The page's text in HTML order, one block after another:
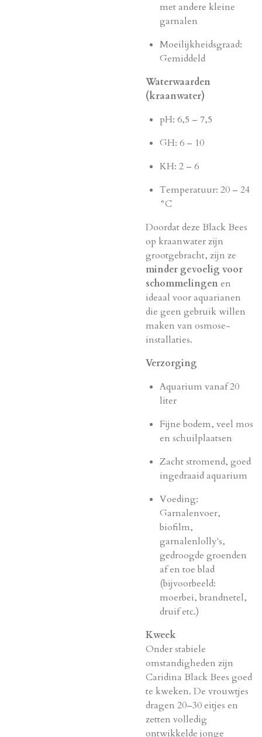
met andere kleine
garnalen
Moeilijkheidsgraad:
Gemiddeld
Waterwaarden
(kraanwater)
pH: 6,5 – 7,5
GH: 6 – 10
KH: 2 – 6
Temperatuur: 20 – 24
°C
Doordat deze Black Bees
op kraanwater zijn
grootgebracht, zijn ze
minder gevoelig voor
schommelingenen
ideaal voor aquarianen
die geen gebruik willen
maken van osmose-
installaties.
Verzorging
Aquarium vanaf 20
liter
Fijne bodem, veel mos
en schuilplaatsen
Zacht stromend, goed
ingedraaid aquarium
Voeding:
Garnalenvoer,
biofilm,
garnalenlolly's,
gedroogde groenden
af en toe blad
(bijvoorbeeld:
moerbei, brandnetel,
druif etc.)
Kweek
Onder stabiele
omstandigheden zijn
Caridina Black Bees goed
te kweken. De vrouwtjes
dragen 20–30 eitjes en
zetten volledig
ontwikkelde jonge